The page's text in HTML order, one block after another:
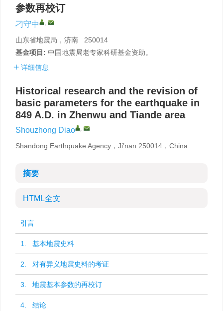
参数再校订
刁守中 ,
山东省地震局，济南 250014
基金项目: 中国地震局老专家科研基金资助。
详细信息
Historical research and the revision of
basic parameters for the earthquake in
849 A.D. in Zhenwu and Tiande area
Shouzhong Diao ,
Shandong Earthquake Agency，Ji’nan 250014，China
摘要
HTML全文
引言
1. 基本地震史料
2. 对有异义地震史料的考证
3. 地震基本参数的再校订
4. 结论